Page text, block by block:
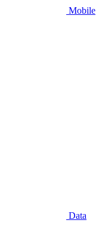
Mobile
Data